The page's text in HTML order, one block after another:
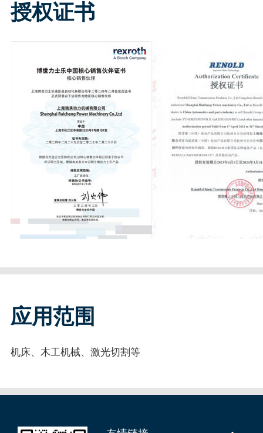
授权证书
应用范围
机床、木工机械、激光切割等